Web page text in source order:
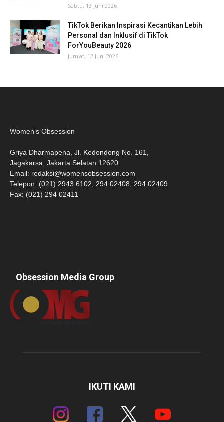
Sabtu, 13 Juni 2026
TikTok Berikan Inspirasi Kecantikan Lebih
Personal dan Inklusif di TikTok
ForYouBeauty 2026
Jum'at, 12 Juni 2026
Women’s Obsession
Griya Dharmapena, Jl. Kedondong No. 161,
Jagakarsa, Jakarta Selatan 12620
Email: redaksi@womensobsession.com
Telepon: (021) 2943 6102, 294 02408, 294 02409
Fax: (021) 294 02411
Obsession Media Group
IKUTI KAMI